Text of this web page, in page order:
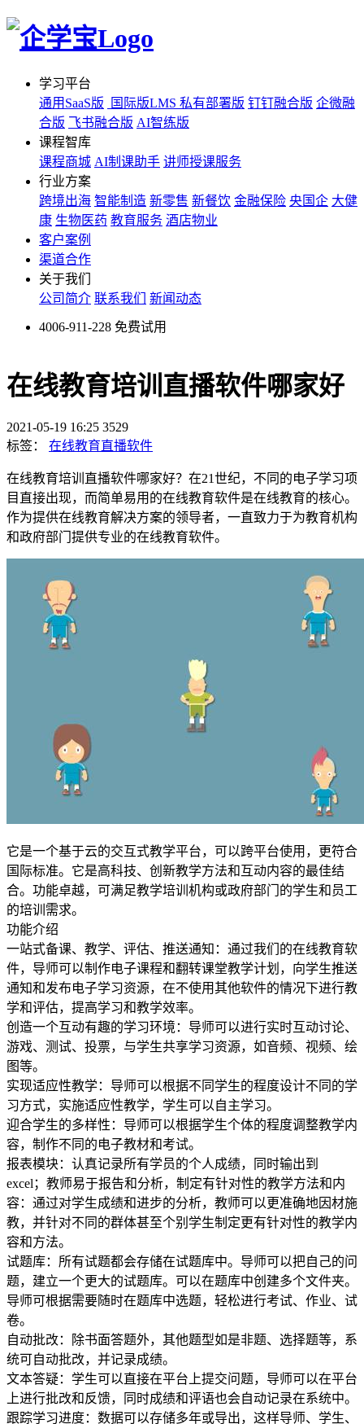
学习平台
通用SaaS版
国际版LMS 私有部署版 钉钉融合版 企微融
合版 飞书融合版 AI智练版
课程智库
课程商城 AI制课助手 讲师授课服务
行业方案
跨境出海 智能制造 新零售 新餐饮 金融保险 央国企 大健
康 生物医药 教育服务 酒店物业
客户案例
渠道合作
关于我们
公司简介 联系我们 新闻动态
4006-911-228 免费试用
在线教育培训直播软件哪家好
2021-05-19 16:25 3529
标签：
在线教育直播软件
在线教育培训直播软件哪家好？在21世纪，不同的电子学习项
目直接出现，而简单易用的在线教育软件是在线教育的核心。
作为提供在线教育解决方案的领导者，一直致力于为教育机构
和政府部门提供专业的在线教育软件。
它是一个基于云的交互式教学平台，可以跨平台使用，更符合
国际标准。它是高科技、创新教学方法和互动内容的最佳结
合。功能卓越，可满足教学培训机构或政府部门的学生和员工
的培训需求。
功能介绍
一站式备课、教学、评估、推送通知：通过我们的在线教育软
件，导师可以制作电子课程和翻转课堂教学计划，向学生推送
通知和发布电子学习资源，在不使用其他软件的情况下进行教
学和评估，提高学习和教学效率。
创造一个互动有趣的学习环境：导师可以进行实时互动讨论、
游戏、测试、投票，与学生共享学习资源，如音频、视频、绘
图等。
实现适应性教学：导师可以根据不同学生的程度设计不同的学
习方式，实施适应性教学，学生可以自主学习。
迎合学生的多样性：导师可以根据学生个体的程度调整教学内
容，制作不同的电子教材和考试。
报表模块：认真记录所有学员的个人成绩，同时输出到
excel；教师易于报告和分析，制定有针对性的教学方法和内
容：通过对学生成绩和进步的分析，教师可以更准确地因材施
教，并针对不同的群体甚至个别学生制定更有针对性的教学内
容和方法。
试题库：所有试题都会存储在试题库中。导师可以把自己的问
题，建立一个更大的试题库。可以在题库中创建多个文件夹。
导师可根据需要随时在题库中选题，轻松进行考试、作业、试
卷。
自动批改：除书面答题外，其他题型如是非题、选择题等，系
统可自动批改，并记录成绩。
文本答疑：学生可以直接在平台上提交问题，导师可以在平台
上进行批改和反馈，同时成绩和评语也会自动记录在系统中。
跟踪学习进度：数据可以存储多年或导出，这样导师、学生、